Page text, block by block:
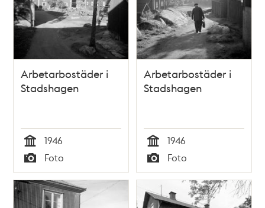
Arbetarbostäder i
Stadshagen
Tid
1946
Typ
Foto
Arbetarbostäder i
Stadshagen
Tid
1946
Typ
Foto